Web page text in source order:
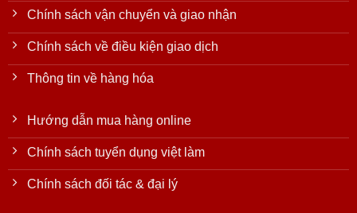
Chính sách vận chuyển và giao nhận
Chính sách về điều kiện giao dịch
Thông tin về hàng hóa
Hướng dẫn mua hàng online
Chính sách tuyển dụng việt làm
Chính sách đối tác & đại lý